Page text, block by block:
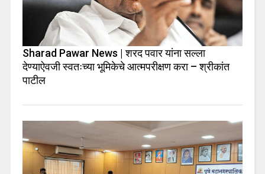
Sharad Pawar News | शरद पवार यांना सल्ला
देण्याऐवजी स्वतःच्या भूमिकेचे आत्मपरीक्षण करा – श्रीकांत
पाटील